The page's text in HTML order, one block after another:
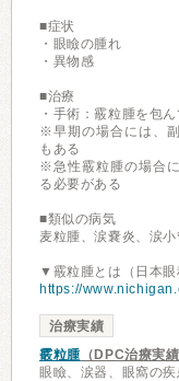
■症状
・眼瞼の腫れ
・異物感
■治療
・手術：霰粒腫を包
※早期の場合には、
もある
※急性霰粒腫の場合
る必要がある
■類似の病気
麦粒腫、涙嚢炎、涙
▼霰粒腫とは（日本眼
https://
治療実績
霰粒腫（DPC治療実績
眼瞼、涙器、眼窩の疾